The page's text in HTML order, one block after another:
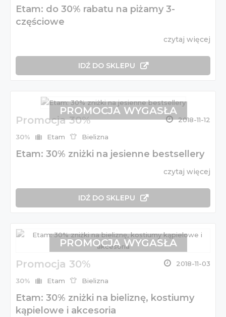
Etam: do 30% rabatu na piżamy 3-
częściowe
czytaj więcej
IDŹ DO SKLEPU
Promocja 30% 2018-11-12
30% Etam Bielizna
Etam: 30% zniżki na jesienne bestsellery
czytaj więcej
IDŹ DO SKLEPU
PROMOCJA WYGASŁA
Promocja 30% 2018-11-03
30% Etam Bielizna
Etam: 30% zniżki na bieliznę, kostiumy
kąpielowe i akcesoria
PROMOCJA WYGASŁA